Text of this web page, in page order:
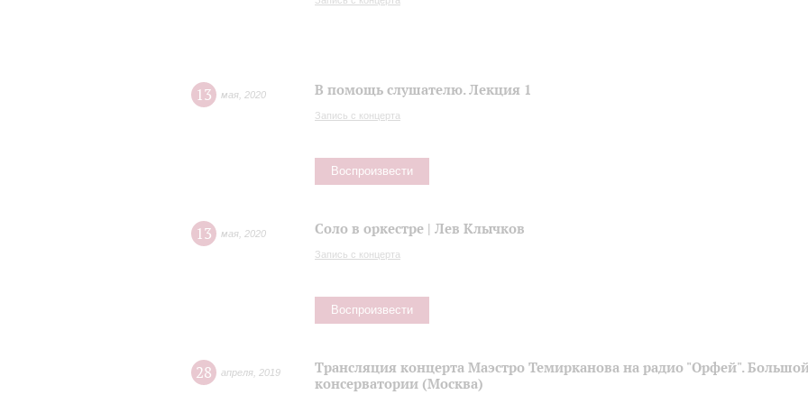
13 мая 2020 В помощь слушателю. Лекция 1
Запись с концерта
Воспроизвести
13 мая 2020 Соло в оркестре | Лев Клычков
Запись с концерта
Воспроизвести
28 апреля 2019
Трансляция концерта Маэстро Темирканова на радио "Орфей".
консерватории (Москва)